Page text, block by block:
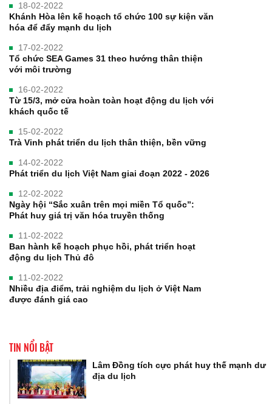
18-02-2022
Khánh Hòa lên kế hoạch tổ chức 100 sự kiện văn
hóa để đẩy mạnh du lịch
17-02-2022
Tổ chức SEA Games 31 theo hướng thân thiện
với môi trường
16-02-2022
Từ 15/3, mở cửa hoàn toàn hoạt động du lịch với
khách quốc tế
15-02-2022
Trà Vinh phát triển du lịch thân thiện, bền vững
14-02-2022
Phát triển du lịch Việt Nam giai đoạn 2022 - 2026
12-02-2022
Ngày hội “Sắc xuân trên mọi miền Tổ quốc”:
Phát huy giá trị văn hóa truyền thống
11-02-2022
Ban hành kế hoạch phục hồi, phát triển hoạt
động du lịch Thủ đô
11-02-2022
Nhiều địa điểm, trải nghiệm du lịch ở Việt Nam
được đánh giá cao
TIN NỔI BẬT
Lâm Đồng tích cực phát huy thế mạnh dư
địa du lịch